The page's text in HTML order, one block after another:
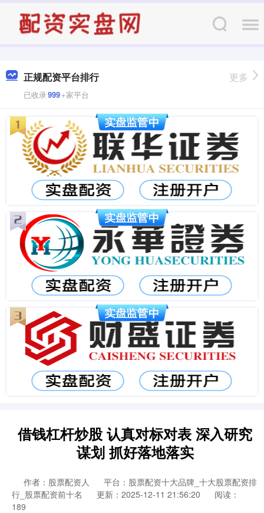
正规配资平台排行
已收录999+家平台
更多
借钱杠杆炒股 认真对标对表 深入研究
谋划 抓好落地落实
作者：股票配资人
平台：股票配资十大品牌_十大股票配资排
行_股票配资前十名
更新：2025-12-11 21:56:20
阅读：
189